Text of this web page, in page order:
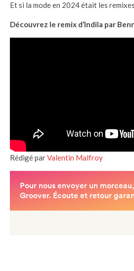
Et si la mode en 2024 était les
Découvrez le remix d’Indila par
Rédigé parValentin Malfroy